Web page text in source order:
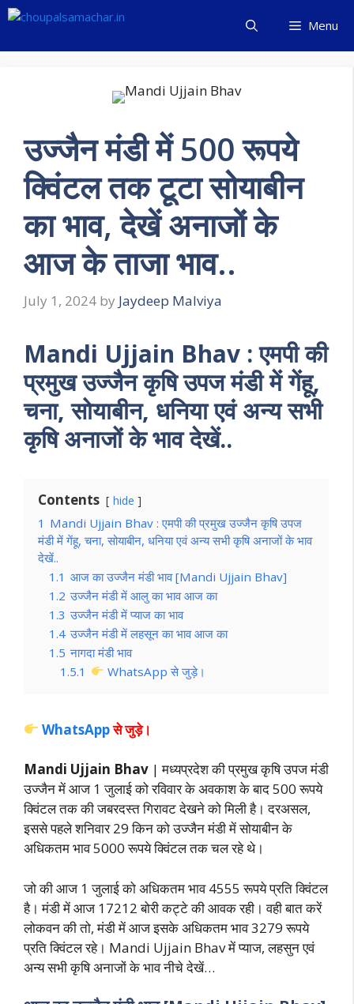
Skip
content
Menu
उज्जैन मंडी में 500 रूपये
क्विंटल तक टूटा सोयाबीन
का भाव, देखें अनाजों के
आज के ताजा भाव..
July 1, 2024 by Jaydeep Malviya
Mandi Ujjain Bhav : एमपी की
प्रमुख उज्जैन कृषि उपज मंडी में गेंहू,
चना, सोयाबीन, धनिया एवं अन्य सभी
कृषि अनाजों के भाव देखें..
Contents hide
1 Mandi Ujjain Bhav : एमपी की प्रमुख उज्जैन कृषि उपज
मंडी में गेंहू, चना, सोयाबीन, धनिया एवं अन्य सभी कृषि अनाजों के भाव
देखें..
1.1 आज का उज्जैन मंडी भाव [Mandi Ujjain Bhav]
1.2 उज्जैन मंडी में आलु का भाव आज का
1.3 उज्जैन मंडी में प्याज का भाव
1.4 उज्जैन मंडी में लहसून का भाव आज का
1.5 नागदा मंडी भाव
1.5.1
WhatsApp से जुड़े।
WhatsAppसे जुड़े।
Mandi Ujjain Bhav | मध्यप्रदेश की प्रमुख कृषि उपज मंडी
उज्जैन में आज 1 जुलाई को रविवार के अवकाश के बाद 500 रूपये
क्विंटल तक की जबरदस्त गिरावट देखने को मिली है। दरअसल,
इससे पहले शनिवार 29 किन को उज्जैन मंडी में सोयाबीन के
अधिकतम भाव 5000 रूपये क्विंटल तक चल रहे थे।
जो की आज 1 जुलाई को अधिकतम भाव 4555 रूपये प्रति क्विंटल
है। मंडी में आज 17212 बोरी कट्टे की आवक रही। वही बात करें
लोकवन की तो, मंडी में आज इसके अधिकतम भाव 3279 रूपये
प्रति क्विंटल रहे। Mandi Ujjain Bhav में प्याज, लहसुन एवं
अन्यसभी कृषि अनाजों के भाव नीचे देखें…